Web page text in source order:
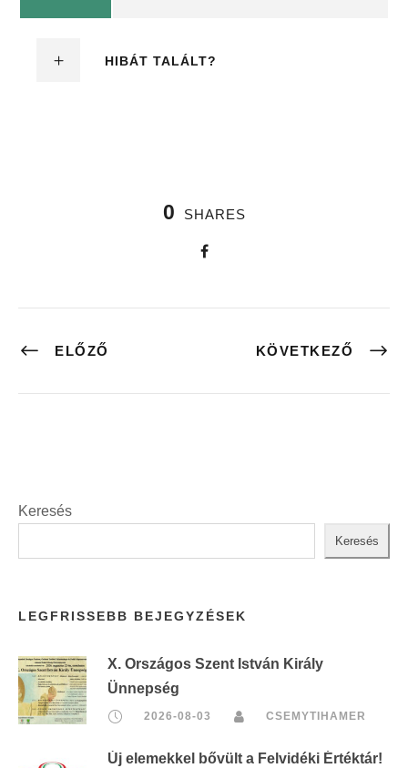
HIBÁT TALÁLT?
0 SHARES
ELŐZŐ KÖVETKEZŐ
Keresés
Keresés
LEGFRISSEBB BEJEGYZÉSEK
X. Országos Szent István Király
Ünnepség
2026-08-03 CSEMYTIHAMER
Új elemekkel bővült a Felvidéki Értéktár!